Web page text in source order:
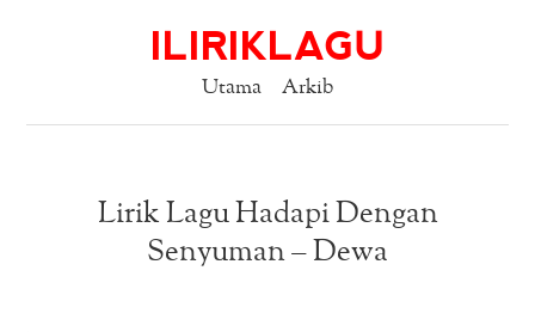
ILIRIKLAGU
Utama Arkib
Lirik Lagu Hadapi Dengan
Senyuman – Dewa